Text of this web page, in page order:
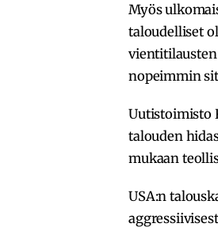
Myös
taloudelliset
nopeimmin
Uutistoimisto
talouden
mukaan
USA:n